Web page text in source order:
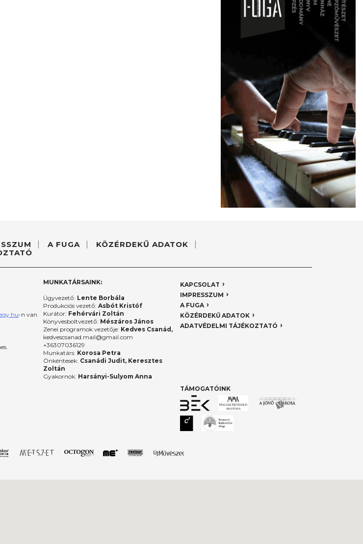
A FUGA
KÖZÉRDEKŰ ADATOK
-n van
MUNKATÁRSAINK:
Ügyvezető: Lente Borbála
Produkciós vezető: Asbót Kristóf
Kurátor: Fehérvári Zoltán
Könyvesboltvezető: Mészáros János
Zenei programok vezetője: Kedves Csanád,
kedvescsanad.mail@gmail.com
+36307036129
Munkatárs: Korosa Petra
Önkéntesek: Csanádi Judit, Keresztes
Zoltán
Gyakornok: Harsányi-Sulyom Anna
KAPCSOLAT
IMPRESSZUM
A FUGA
KÖZÉRDEKŰ ADATOK
ADATVÉDELMI TÁJÉKOZTATÓ
TÁMOGATÓINK